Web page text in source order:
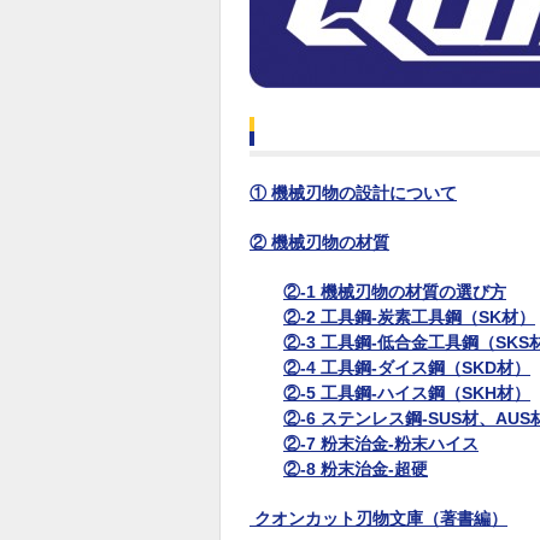
① 機械刃物の設計について
② 機械刃物の材質
②-1 機械刃物の材質の選び方
②-2 工具鋼-炭素工具鋼（SK材）
②-3 工具鋼-低合金工具鋼（SKS
②-4 工具鋼-ダイス鋼（SKD材）
②-5 工具鋼-ハイス鋼（SKH材）
②-6 ステンレス鋼-SUS材、AUS
②-7 粉末治金-粉末ハイス
②-8 粉末治金-超硬
クオンカット刃物文庫（著書編）